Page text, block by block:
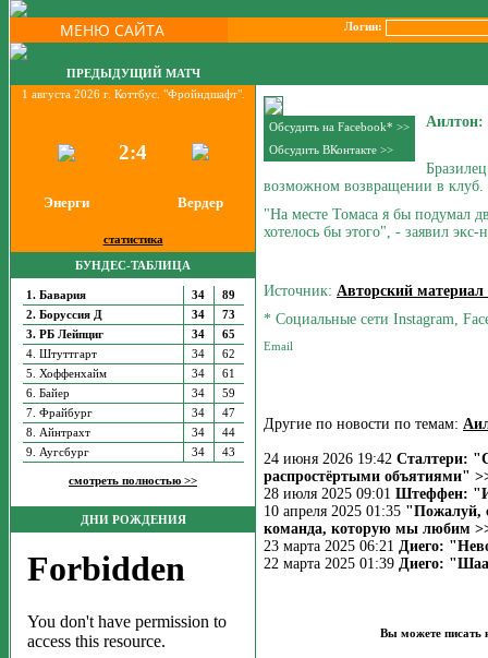
МЕНЮ САЙТА Логин:
ПРЕДЫДУЩИЙ МАТЧ
1 августа 2026 г. Коттбус. "Фройндшафт".
2:4
Энерги Вердер
статистика
БУНДЕС-ТАБЛИЦА
1. Бавария 34
89
2. Боруссия Д
34
73
3. РБ Лейпциг
34
65
4. Штуттгарт
34
62
5. Хоффенхайм
34
61
6. Байер
34
59
7. Фрайбург
34
47
8. Айнтрахт
34
44
9. Аугсбург
34 43
смотреть полностью >>
ДНИ РОЖДЕНИЯ
Обсудить на Facebook* >>
Обсудить ВКонтакте >>
возможном возвращении в клуб.
"На месте Томаса я бы подумал
хотелось бы этого", - заявил
Источник: Авторский
* Социальные сети Instagram,
Другие по новости по темам:
24 июня 2026 19:42 Сталтери:
распростёртыми объятиями"
28 июля 2025 09:01 Штеффен:
10 апреля 2025 01:35 "Пожалуй,
команда, которую мы любим
23 марта 2025 06:21 Диего:
22 марта 2025 01:39 Диего:
Вы можете писать